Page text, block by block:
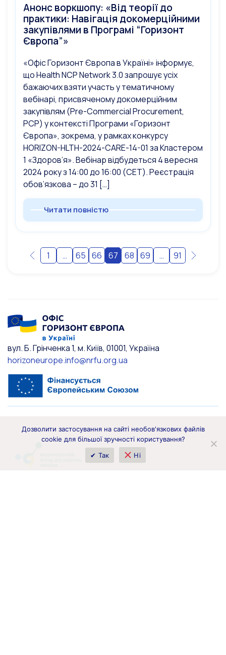
Анонс воркшопу: «Від теорії до
практики: Навігація докомерційними
закупівлями в Програмі “Горизонт
Європа”»
«Офіс Горизонт Європа в Україні» інформує,
що Health NCP Network 3.0 запрошує усіх
бажаючих взяти участь у тематичному
вебінарі, присвяченому докомерційним
закупівлям (Pre-Commercial Procurement,
PCP) у контексті Програми «Горизонт
Європа», зокрема, у рамках конкурсу
HORIZON-HLTH-2024-CARE-14-01 за Кластером
1 «Здоров’я». Вебінар відбудеться 4 вересня
2024 року з 14:00 до 16:00 (CET). Реєстрація
обов’язкова – до 31 […]
Читати повністю
1 … 65 66 67 68 69 … 91
вул. Б. Грінченка 1, м. Київ, 01001, Україна
horizoneurope.info@nrfu.org.ua
Дозволити застосування на сайті необов'язкових файлів
cookie для більшої зручності користування?
✔ Так
Ні